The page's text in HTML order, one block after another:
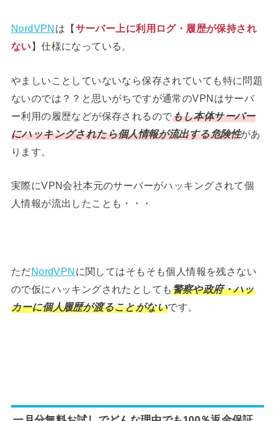
NordVPNは【サーバー上に利用ログ・履歴が保持され
ない】仕様になっている。
やましいことしていないなら保存されていても特に問題
ないのでは？？と思いがちですが通常のVPNはサーバ
ー利用の履歴などが保存されるのでもし本体サーバー
にハッキングされたら個人情報が流出する危険性があ
ります。
実際にVPN会社本元のサーバーがハッキングされて個
人情報が流出したことも・・・
ただNordVPNに関してはそもそも個人情報を残さない
ので仮にハッキングされたとしても警察や政府・ハッ
カーに個人履歴が渡ることがないです。